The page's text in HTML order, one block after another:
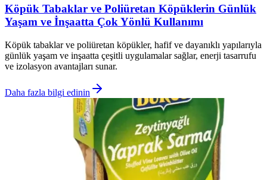
Köpük Tabaklar ve Poliüretan Köpüklerin Günlük
Yaşam ve İnşaatta Çok Yönlü Kullanımı
Köpük tabaklar ve poliüretan köpükler, hafif ve dayanıklı yapılarıyla
günlük yaşam ve inşaatta çeşitli uygulamalar sağlar, enerji tasarrufu
ve izolasyon avantajları sunar.
Daha fazla bilgi edinin